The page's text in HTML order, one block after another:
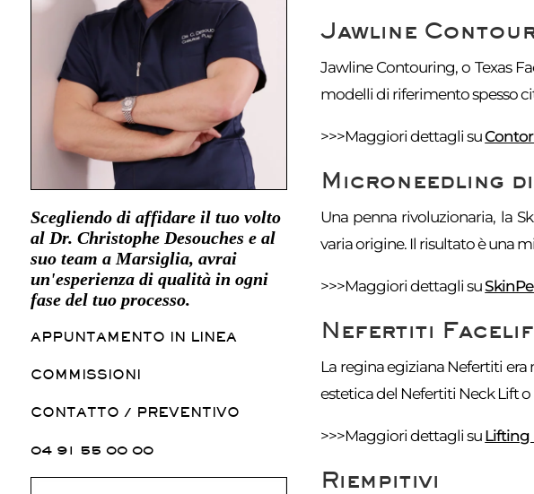
Scegliendo di affidare il tuo volto
al Dr. Christophe Desouches e al
suo team a Marsiglia, avrai
un'esperienza di qualità in ogni
fase del tuo processo.
APPUNTAMENTO IN LINEA
COMMISSIONI
CONTATTO / PREVENTIVO
04 91 55 00 00
Jawline
Jawline Contouring, o Texas
modelli di riferimento spesso
>>>Maggiori dettagli su
Microneedling
Una penna rivoluzionaria, la
varia origine. Il risultato è una
>>>Maggiori dettagli su
Nefertiti
La regina egiziana Nefertiti era
estetica del Nefertiti Neck Lift
>>>Maggiori dettagli su Lifting
Riempitivi